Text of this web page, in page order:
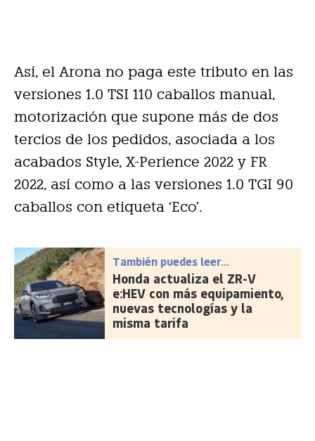
Así, el Arona no paga este tributo en las
versiones 1.0 TSI 110 caballos manual,
motorización que supone más de dos
tercios de los pedidos, asociada a los
acabados Style, X-Perience 2022 y FR
2022, así como a las versiones 1.0 TGI 90
caballos con etiqueta ‘Eco’.
También puedes leer...
Honda actualiza el ZR-V
e:HEV con más equipamiento,
nuevas tecnologías y la
misma tarifa